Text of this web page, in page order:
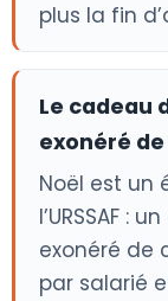
plus la fin
Le cadeau
exonéré
Noël est un
l’URSSAF :
exonéré de
par salarié